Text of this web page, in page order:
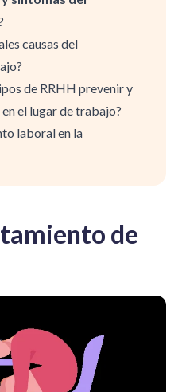
causas del
de RRHH prevenir y
el lugar de trabajo?
laboral en la
de